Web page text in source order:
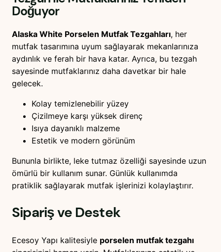
Doğuyor
Alaska White Porselen Mutfak Tezgahları, her
mutfak tasarımına uyum sağlayarak mekanlarınıza
aydınlık ve ferah bir hava katar. Ayrıca, bu tezgah
sayesinde mutfaklarınız daha davetkar bir hale
gelecek.
Kolay temizlenebilir yüzey
Çizilmeye karşı yüksek direnç
Isıya dayanıklı malzeme
Estetik ve modern görünüm
Bununla birlikte, leke tutmaz özelliği sayesinde uzun
ömürlü bir kullanım sunar. Günlük kullanımda
pratiklik sağlayarak mutfak işlerinizi kolaylaştırır.
Sipariş ve Destek
Ecesoy Yapı kalitesiyle porselen mutfak tezgahı